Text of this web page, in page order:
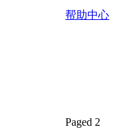
帮助中心
Paged 2